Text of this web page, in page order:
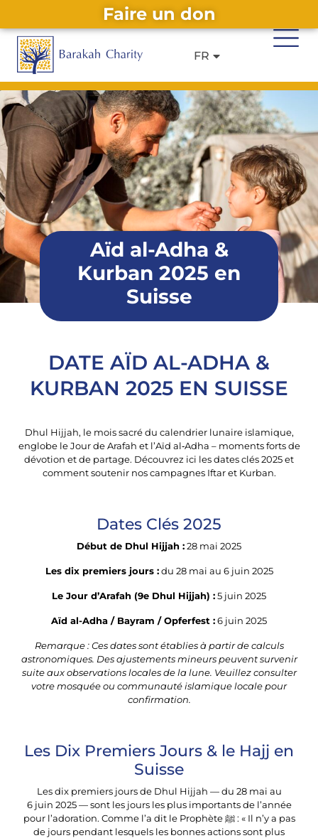
Faire un don
Alternative:
FR
DE
EN
IT
Aïd al-Adha &
Kurban 2025 en
Suisse
DATE AÏD AL-ADHA &
KURBAN 2025 EN SUISSE
Dhul Hijjah, le mois sacré du calendrier lunaire islamique,
englobe le Jour de Arafah et l’Aïd al‑Adha – moments forts de
dévotion et de partage. Découvrez ici les dates clés 2025 et
comment soutenir nos campagnes Iftar et Kurban.
Dates Clés 2025
Début de Dhul Hijjah :28 mai 2025
Les dix premiers jours :du 28 mai au 6 juin 2025
Le Jour d’Arafah (9e Dhul Hijjah) :5 juin 2025
Aïd al-Adha / Bayram / Opferfest :6 juin 2025
Remarque : Ces dates sont établies à partir de calculs
astronomiques. Des ajustements mineurs peuvent survenir
suite aux observations locales de la lune. Veuillez consulter
votre mosquée ou communauté islamique locale pour
confirmation.
Les Dix Premiers Jours & le Hajj en
Suisse
Les dix premiers jours de Dhul Hijjah — du 28 mai au
6 juin 2025 — sont les jours les plus importants de l’année
pour l’adoration. Comme l’a dit le Prophète ﷺ : « Il n’y a pas
de jours pendant lesquels les bonnes actions sont plus